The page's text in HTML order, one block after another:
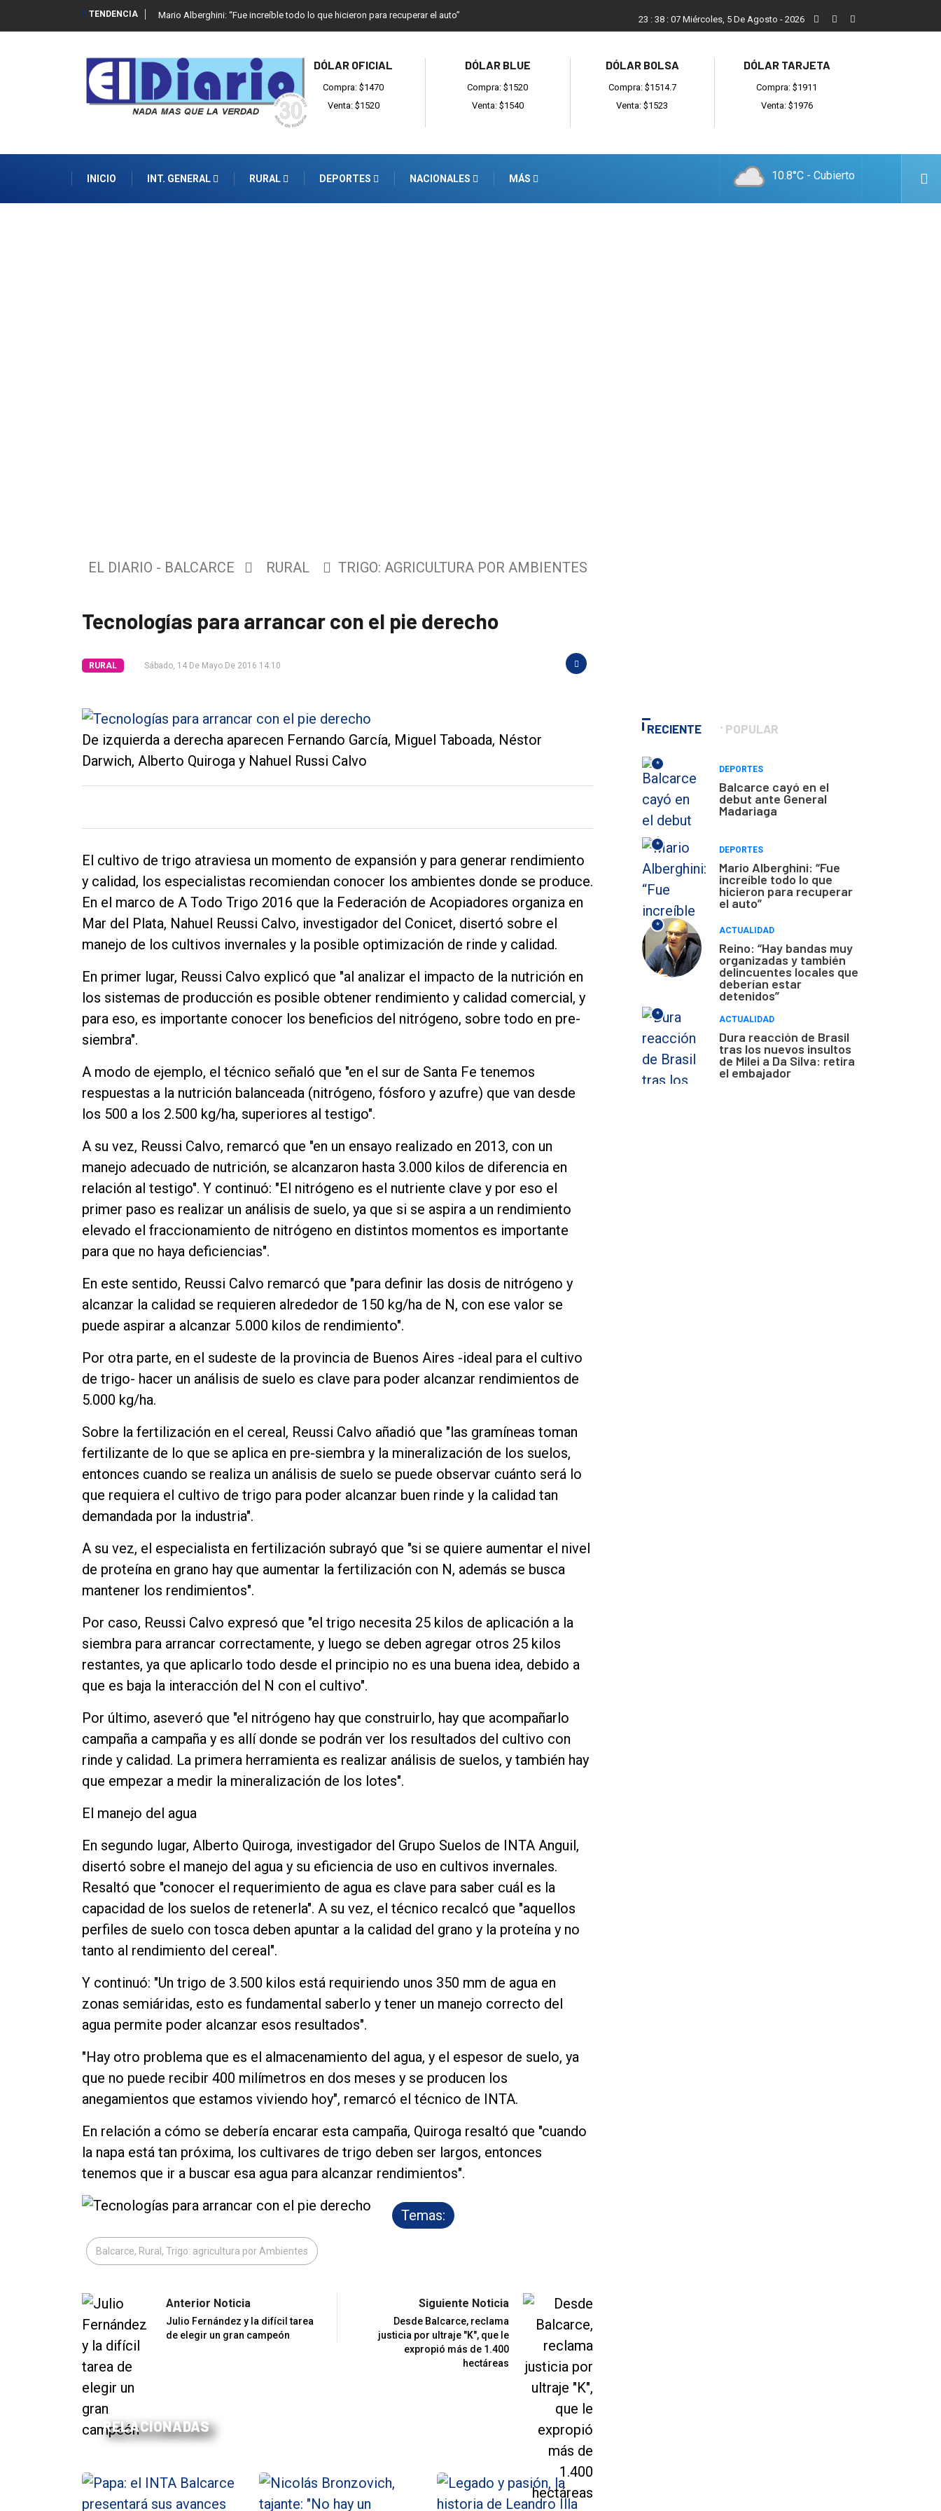
TENDENCIA Mario Alberghini: “Fue increíble todo lo que hicieron para recuperar el auto” Reino: “Hay bandas muy organizadas y también
23 : 38 : 08 Miércoles, 5 De Agosto - 2026
DÓLAR OFICIAL
Compra: $1470
Venta: $1520
DÓLAR BLUE
Compra: $1520
Venta: $1540
DÓLAR BOLSA
Compra: $1514.7
Venta: $1523
DÓLAR TARJETA
Compra: $1911
Venta: $1976
INICIO INT. GENERAL RURAL DEPORTES NACIONALES MÁS 10.8°C - Cubierto
Deportes
Fúnebres
Nosotros
EL DIARIO - BALCARCE RURAL TRIGO: AGRICULTURA POR AMBIENTES
Tecnologías para arrancar con el pie derecho
RURAL Sábado, 14 De Mayo De 2016 14:10
De izquierda a derecha aparecen Fernando García, Miguel Taboada, Néstor
Darwich, Alberto Quiroga y Nahuel Russi Calvo
El cultivo de trigo atraviesa un momento de expansión y para generar rendimiento
y calidad, los especialistas recomiendan conocer los ambientes donde se produce.
En el marco de A Todo Trigo 2016 que la Federación de Acopiadores organiza en
Mar del Plata, Nahuel Reussi Calvo, investigador del Conicet, disertó sobre el
manejo de los cultivos invernales y la posible optimización de rinde y calidad.
En primer lugar, Reussi Calvo explicó que "al analizar el impacto de la nutrición en
los sistemas de producción es posible obtener rendimiento y calidad comercial, y
para eso, es importante conocer los beneficios del nitrógeno, sobre todo en pre-
siembra".
A modo de ejemplo, el técnico señaló que "en el sur de Santa Fe tenemos
respuestas a la nutrición balanceada (nitrógeno, fósforo y azufre) que van desde
los 500 a los 2.500 kg/ha, superiores al testigo".
A su vez, Reussi Calvo, remarcó que "en un ensayo realizado en 2013, con un
manejo adecuado de nutrición, se alcanzaron hasta 3.000 kilos de diferencia en
relación al testigo". Y continuó: "El nitrógeno es el nutriente clave y por eso el
primer paso es realizar un análisis de suelo, ya que si se aspira a un rendimiento
elevado el fraccionamiento de nitrógeno en distintos momentos es importante
para que no haya deficiencias".
En este sentido, Reussi Calvo remarcó que "para definir las dosis de nitrógeno y
alcanzar la calidad se requieren alrededor de 150 kg/ha de N, con ese valor se
puede aspirar a alcanzar 5.000 kilos de rendimiento".
Por otra parte, en el sudeste de la provincia de Buenos Aires -ideal para el cultivo
de trigo- hacer un análisis de suelo es clave para poder alcanzar rendimientos de
5.000 kg/ha.
Sobre la fertilización en el cereal, Reussi Calvo añadió que "las gramíneas toman
fertilizante de lo que se aplica en pre-siembra y la mineralización de los suelos,
entonces cuando se realiza un análisis de suelo se puede observar cuánto será lo
que requiera el cultivo de trigo para poder alcanzar buen rinde y la calidad tan
demandada por la industria".
A su vez, el especialista en fertilización subrayó que "si se quiere aumentar el nivel
de proteína en grano hay que aumentar la fertilización con N, además se busca
mantener los rendimientos".
Por caso, Reussi Calvo expresó que "el trigo necesita 25 kilos de aplicación a la
siembra para arrancar correctamente, y luego se deben agregar otros 25 kilos
restantes, ya que aplicarlo todo desde el principio no es una buena idea, debido a
que es baja la interacción del N con el cultivo".
Por último, aseveró que "el nitrógeno hay que construirlo, hay que acompañarlo
campaña a campaña y es allí donde se podrán ver los resultados del cultivo con
rinde y calidad. La primera herramienta es realizar análisis de suelos, y también hay
que empezar a medir la mineralización de los lotes".
El manejo del agua
En segundo lugar, Alberto Quiroga, investigador del Grupo Suelos de INTA Anguil,
disertó sobre el manejo del agua y su eficiencia de uso en cultivos invernales.
Resaltó que "conocer el requerimiento de agua es clave para saber cuál es la
capacidad de los suelos de retenerla". A su vez, el técnico recalcó que "aquellos
perfiles de suelo con tosca deben apuntar a la calidad del grano y la proteína y no
tanto al rendimiento del cereal".
Y continuó: "Un trigo de 3.500 kilos está requiriendo unos 350 mm de agua en
zonas semiáridas, esto es fundamental saberlo y tener un manejo correcto del
agua permite poder alcanzar esos resultados".
"Hay otro problema que es el almacenamiento del agua, y el espesor de suelo, ya
que no puede recibir 400 milímetros en dos meses y se producen los
anegamientos que estamos viviendo hoy", remarcó el técnico de INTA.
En relación a cómo se debería encarar esta campaña, Quiroga resaltó que "cuando
la napa está tan próxima, los cultivares de trigo deben ser largos, entonces
tenemos que ir a buscar esa agua para alcanzar rendimientos".
Temas:
Balcarce, Rural, Trigo: agricultura por Ambientes
Anterior Noticia
Julio Fernández y la difícil tarea
de elegir un gran campeón
Siguiente Noticia
Desde Balcarce, reclama
justicia por ultraje "K", que le
expropió más de 1.400
hectáreas
RELACIONADAS
RECIENTE POPULAR
*
DEPORTES
Balcarce cayó en el
debut ante General
Madariaga
*
DEPORTES
Mario Alberghini: “Fue
increíble todo lo que
hicieron para recuperar
el auto”
*
ACTUALIDAD
Reino: “Hay bandas muy
organizadas y también
delincuentes locales que
deberían estar
detenidos”
*
ACTUALIDAD
Dura reacción de Brasil
tras los nuevos insultos
de Milei a Da Silva: retira
el embajador